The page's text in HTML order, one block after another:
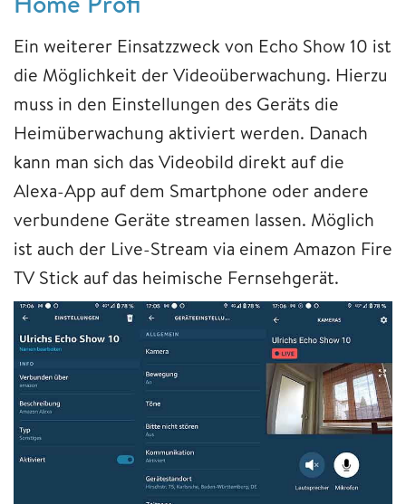
Ein weiterer Einsatzzweck von Echo Show 10 ist
die Möglichkeit der Videoüberwachung. Hierzu
muss in den Einstellungen des Geräts die
Heimüberwachung aktiviert werden. Danach
kann man sich das Videobild direkt auf die
Alexa-App auf dem Smartphone oder andere
verbundene Geräte streamen lassen. Möglich
ist auch der Live-Stream via einem Amazon Fire
TV Stick auf das heimische Fernsehgerät.